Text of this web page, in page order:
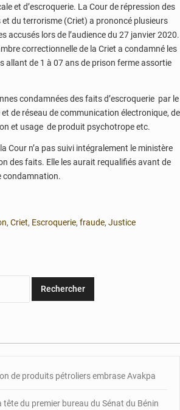
et d’escroquerie. La Cour de répression des
du terrorisme (Criet) a prononcé plusieurs
accusés lors de l’audience du 27 janvier 2020.
correctionnelle de la Criet a condamné les
allant de 1 à 07 ans de prison ferme assortie
condamnées des faits d’escroquerie par le
de réseau de communication électronique, de
et usage de produit psychotrope etc.
Cour n’a pas suivi intégralement le ministère
des faits. Elle les aurait requalifiés avant de
condamnation.
, Criet, Escroquerie, fraude, Justice
de produits pétroliers embrase Avakpa
tête du premier bureau du Sénat du Bénin